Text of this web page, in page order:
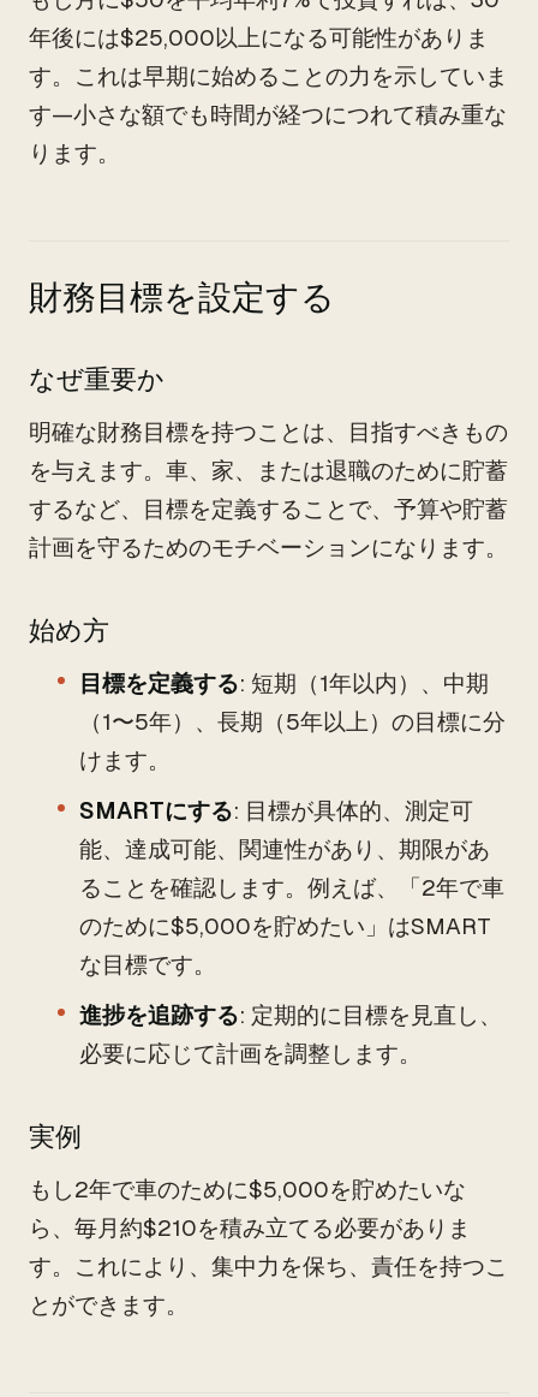
年後には$25,000以上になる可能性がありま
す。これは早期に始めることの力を示していま
す—小さな額でも時間が経つにつれて積み重な
ります。
財務目標を設定する
なぜ重要か
明確な財務目標を持つことは、目指すべきもの
を与えます。車、家、または退職のために貯蓄
するなど、目標を定義することで、予算や貯蓄
計画を守るためのモチベーションになります。
始め方
目標を定義する: 短期（1年以内）、中期
（1〜5年）、長期（5年以上）の目標に分
けます。
SMARTにする: 目標が具体的、測定可
能、達成可能、関連性があり、期限があ
ることを確認します。例えば、「2年で車
のために$5,000を貯めたい」はSMART
な目標です。
進捗を追跡する: 定期的に目標を見直し、
必要に応じて計画を調整します。
実例
もし2年で車のために$5,000を貯めたいな
ら、毎月約$210を積み立てる必要がありま
す。これにより、集中力を保ち、責任を持つこ
とができます。